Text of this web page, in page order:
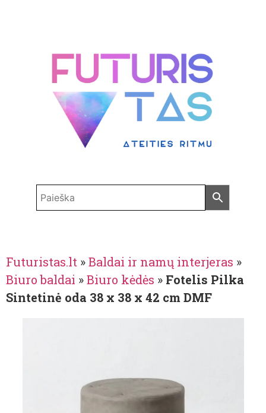
Futuristas.lt »Baldai ir namų interjeras »
Biuro baldai »Biuro kėdės » Fotelis Pilka
Sintetinė oda 38 x 38 x 42 cm DMF